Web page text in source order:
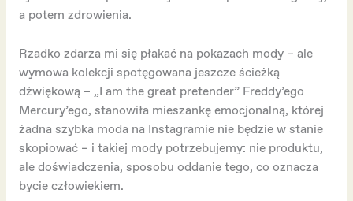
a potem zdrowienia.
Rzadko zdarza mi się płakać na pokazach mody – ale
wymowa kolekcji spotęgowana jeszcze ścieżką
dźwiękową – „I am the great pretender” Freddy’ego
Mercury’ego, stanowiła mieszankę emocjonalną, której
żadna szybka moda na Instagramie nie będzie w stanie
skopiować – i takiej mody potrzebujemy: nie produktu,
ale doświadczenia, sposobu oddanie tego, co oznacza
bycie człowiekiem.